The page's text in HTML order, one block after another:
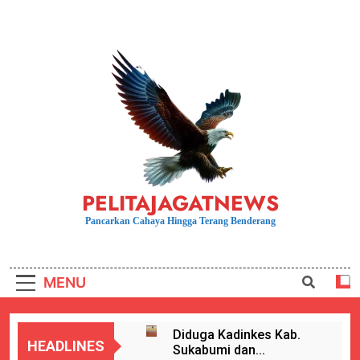
PELITAJAGATNEWS
Pancarkan Cahaya Hingga Terang Benderang
MENU
HEADLINES
Diduga Kadinkes Kab.
Sukabumi dan